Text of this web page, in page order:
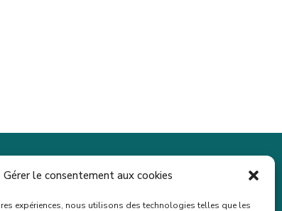
Gérer le consentement aux cookies
expériences, nous utilisons des technologies telles que les